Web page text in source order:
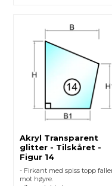
Akryl Transparent
glitter - Tilskåret -
Figur 14
- Firkant med spiss topp
mot høyre.